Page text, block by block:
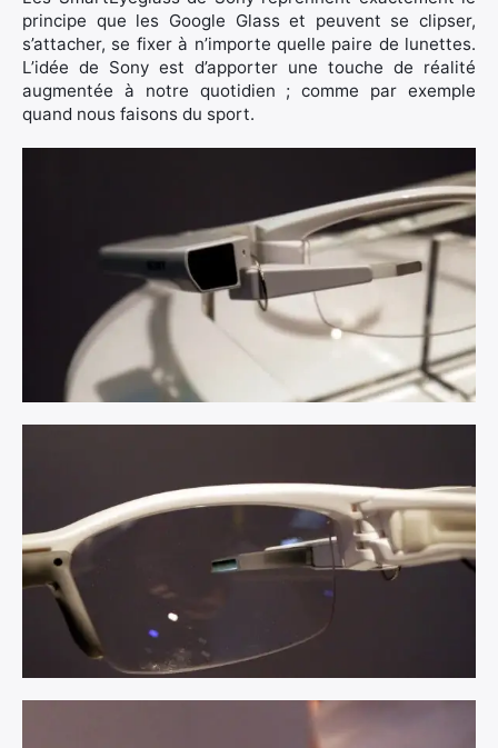
principe que les Google Glass et peuvent se clipser,
s’attacher, se fixer à n’importe quelle paire de lunettes.
L’idée de Sony est d’apporter une touche de réalité
augmentée à notre quotidien ; comme par exemple
quand nous faisons du sport.
×
Rechercher